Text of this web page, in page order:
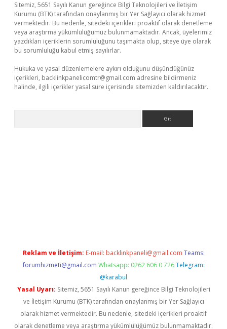
Sitemiz, 5651 Sayılı Kanun gereğince Bilgi Teknolojileri ve İletişim
Kurumu (BTK) tarafından onaylanmış bir Yer Sağlayıcı olarak hizmet
vermektedir. Bu nedenle, sitedeki içerikleri proaktif olarak denetleme
veya araştırma yükümlülüğümüz bulunmamaktadır. Ancak, üyelerimiz
yazdıkları içeriklerin sorumluluğunu taşımakta olup, siteye üye olarak
bu sorumluluğu kabul etmiş sayılırlar.
Hukuka ve yasal düzenlemelere aykırı olduğunu düşündüğünüz
içerikleri, backlinkpanelicomtr@gmail.com adresine bildirmeniz
halinde, ilgili içerikler yasal süre içerisinde sitemizden kaldırılacaktır.
Reklam ve İletişim: E-mail: backlinkpaneli@gmail.com Teams:
forumhizmeti@gmail.com Whatsapp: 0262 606 0 726 Telegram:
@karabul
Yasal Uyarı: Sitemiz, 5651 Sayılı Kanun gereğince Bilgi Teknolojileri
ve İletişim Kurumu (BTK) tarafından onaylanmış bir Yer Sağlayıcı
olarak hizmet vermektedir. Bu nedenle, sitedeki içerikleri proaktif
olarak denetleme veya araştırma yükümlülüğümüz bulunmamaktadır.